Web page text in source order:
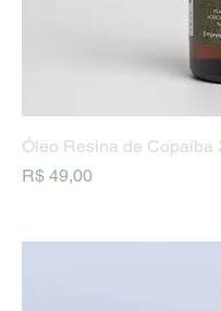
Óleo Resina de Copaíba
Preço
R$ 49,00